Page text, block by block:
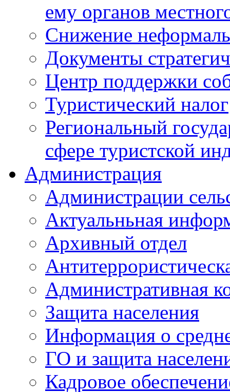
ему органов
Снижение
Документы
Центр поддержки
Туристический налог
Региональный
сфере туристской
Администрация
Администрации
Актуальньная
Архивный отдел
Административная
Защита населения
Информация о
ГО и защита
Кадровое